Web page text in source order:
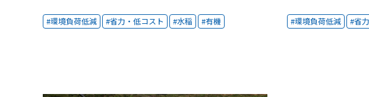
環境負荷低減 省力・低コスト 水稲 有機 環境負荷低減 省